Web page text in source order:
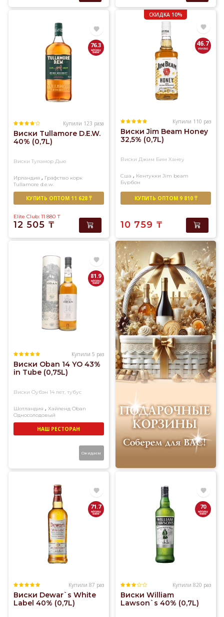
76.3
Купили 123 раза
Виски Tullamore D.E.W.
40% (0,7L)
Виски Туламор Дью
Ирландия , Графство корк
Tullamore d.e.w.
Купажированный
КУПИТЬ ОПТОМ 11 628 ₸
Elite Club: 11 880 ₸
12 505 ₸
СКИДКА 10%
46.7
Купили 110 раз
Виски Jim Beam Honey
32,5% (0,7L)
Виски Джим Бим Ханеу
Сша , Кентукки Jim beam
Бурбон
КУПИТЬ ОПТОМ 9 810 ₸
10 759 ₸
81.9
Купили 5 раз
Виски Oban 14 YO 43%
in Tube (0,75L)
Виски Оубэн 14 лет, тубус
Шотландия , Хайленд Oban
Односолодовый
НАШ РЕСТОРАН
Ожидаем
71.7
Купили 87 раз
Виски Dewar`s White
Label 40% (0,7L)
70
Купили 820 раз
Виски William
Lawson`s 40% (0,7L)